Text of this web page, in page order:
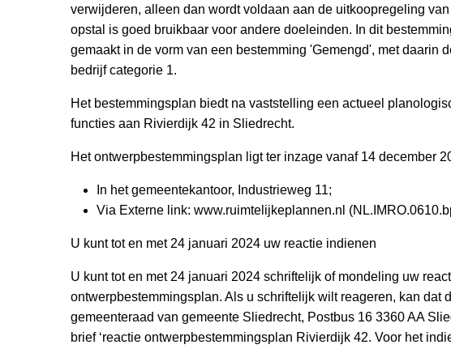
verwijderen, alleen dan wordt voldaan aan de uitkoopregeling
opstal is goed bruikbaar voor andere doeleinden. In dit
gemaakt in de vorm van een bestemming 'Gemengd', met daarin
bedrijf categorie 1.
Het bestemmingsplan biedt na vaststelling een actueel
functies aan Rivierdijk 42 in Sliedrecht.
Het ontwerpbestemmingsplan ligt ter inzage vanaf 14 december
In het gemeentekantoor, Industrieweg 11;
Via Externe link: www.ruimtelijkeplannen.nl
U kunt tot en met 24 januari 2024 uw reactie indienen
U kunt tot en met 24 januari 2024 schriftelijk of mondeling uw
ontwerpbestemmingsplan. Als u schriftelijk wilt reageren, kan dat
gemeenteraad van gemeente Sliedrecht, Postbus 16 3360 AA
brief ‘reactie ontwerpbestemmingsplan Rivierdijk 42. Voor het